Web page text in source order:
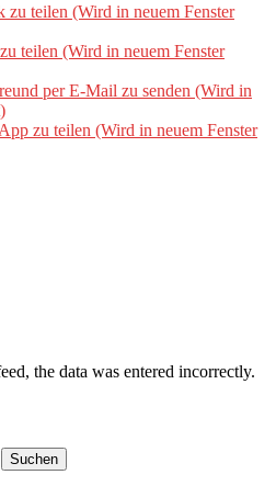
teilen (Wird in neuem Fenster
teilen (Wird in neuem Fenster
per E-Mail zu senden (Wird in
zu teilen (Wird in neuem Fenster
the data was entered incorrectly.